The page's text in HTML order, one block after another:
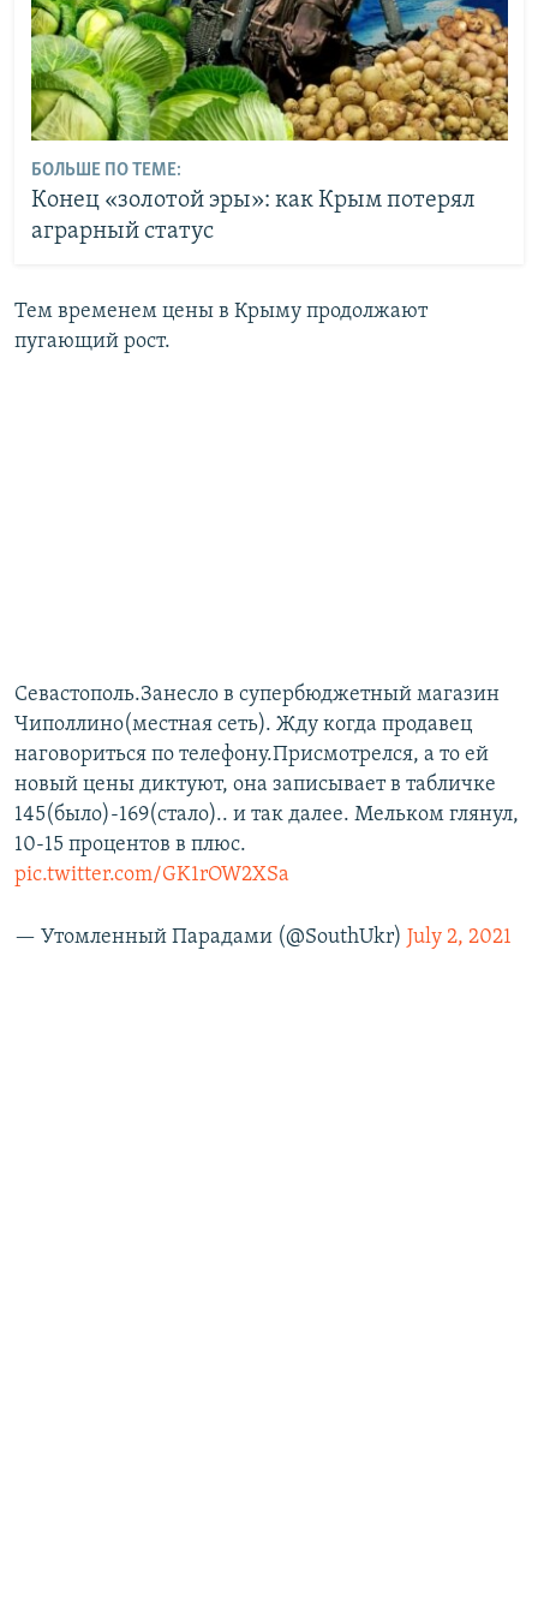
БОЛЬШЕ ПО ТЕМЕ:
Конец «золотой эры»: как Крым потерял
аграрный статус
Тем временем цены в Крыму продолжают
пугающий рост.
Севастополь.Занесло в супербюджетный магазин
Чиполлино(местная сеть). Жду когда продавец
наговориться по телефону.Присмотрелся, а то ей
новый цены диктуют, она записывает в табличке
145(было)-169(стало).. и так далее. Мельком глянул,
10-15 процентов в плюс.
pic.twitter.com/GK1rOW2XSa
— Утомленный Парадами (@SouthUkr) July 2, 2021